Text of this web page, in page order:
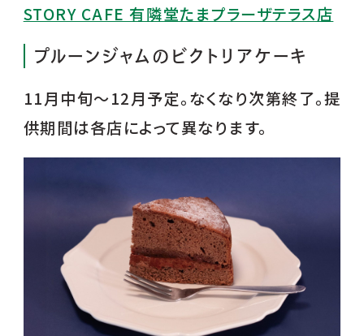
STORY CAFE 有隣堂たまプラーザテラス店
プルーンジャムのビクトリアケーキ
11月中旬～12月予定。なくなり次第終了。提
供期間は各店によって異なります。